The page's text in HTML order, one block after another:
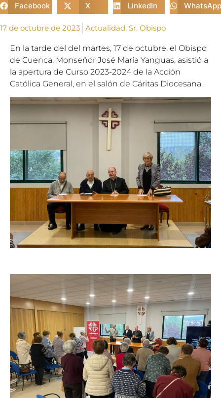
Facebook X LinkedIn WhatsApp
17 de octubre de 2023 Actualidad, Sr. Obispo
En la tarde del del martes, 17 de octubre, el Obispo
de Cuenca, Monseñor José María Yanguas, asistió a
la apertura de Curso 2023-2024 de la Acción
Católica General, en el salón de Cáritas Diocesana.